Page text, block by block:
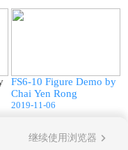
FS6-10 Figure Demo by
Chai Yen Rong
2019-11-06
继续使用浏览器